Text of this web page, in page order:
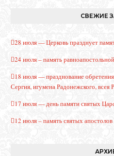
СВЕЖИЕ
28 июля — Церковь празднует
24 июля – память
18 июля — празднование
Сергия, игумена Радонежского, всея
17 июля — день памяти святых
12 июля – память святых